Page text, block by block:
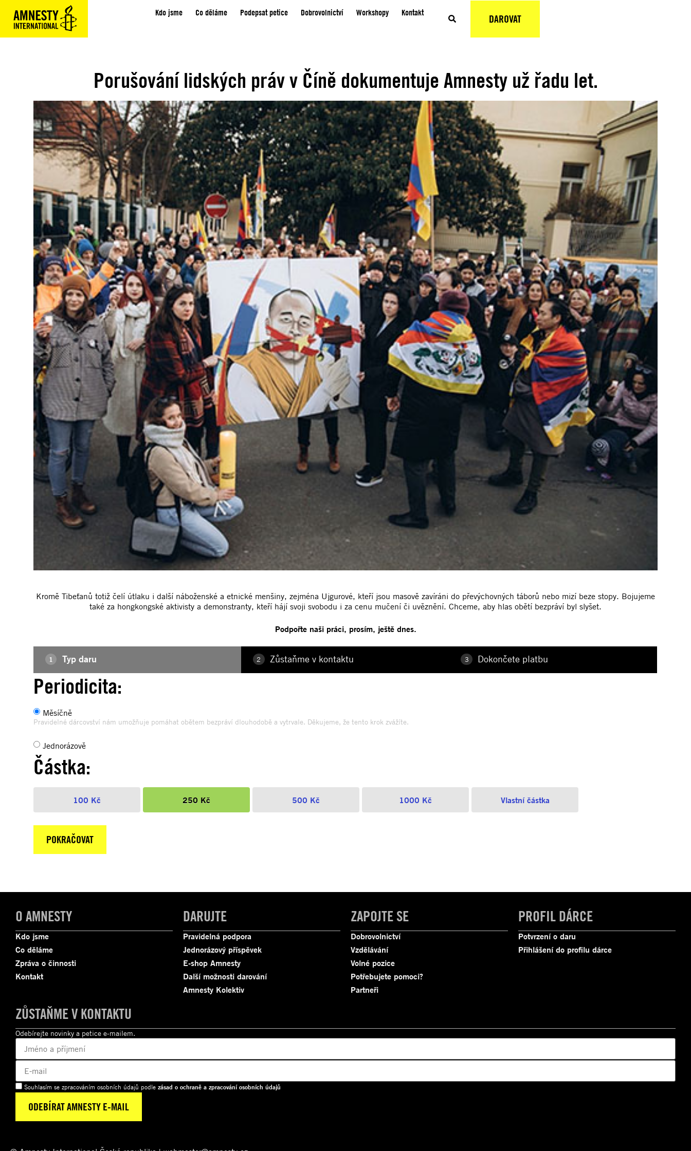
Kdo jsme Co děláme Podepsat petice Dobrovolnictví Workshopy Kontakt DAROVAT
Porušování lidských práv v Číně dokumentuje Amnesty už řadu let.
Kromě Tibeťanů totiž čelí útlaku i další náboženské a etnické menšiny, zejména Ujgurové, kteří jsou masově zavíráni do převýchovných táborů nebo mizí beze stopy. Bojujeme
také za hongkongské aktivisty a demonstranty, kteří hájí svoji svobodu i za cenu mučení či uvěznění. Chceme, aby hlas obětí bezpráví byl slyšet.
Podpořte naši práci, prosím, ještě dnes.
1 Typ daru 2 Zůstaňme v kontaktu 3 Dokončete platbu
Periodicita:
Měsíčně
Pravidelné dárcovství nám umožňuje pomáhat obětem bezpráví dlouhodobě a vytrvale. Děkujeme, že tento krok zvážíte.
Jednorázově
Částka:
100 Kč 250 Kč 500 Kč 1000 Kč Vlastní částka
O AMNESTY
Kdo jsme
Co děláme
Zpráva o činnosti
Kontakt
DARUJTE
Pravidelná podpora
Jednorázový příspěvek
E-shop Amnesty
Další možnosti darování
Amnesty Kolektiv
ZAPOJTE SE
Dobrovolnictví
Vzdělávání
Volné pozice
Potřebujete pomoci?
Partneři
PROFIL DÁRCE
Potvrzení o daru
Přihlášení do profilu dárce
ZŮSTAŇME V KONTAKTU
Odebírejte novinky a petice e-mailem.
Souhlasím se zpracováním osobních údajů podle zásad o ochraně a zpracování osobních údajů